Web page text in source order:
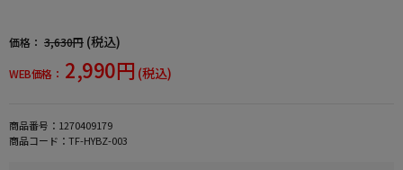
価格： 3,630円 (税込)
WEB価格： 2,990円 (税込)
商品番号： 1270409179
商品コード： TF-HYBZ-003